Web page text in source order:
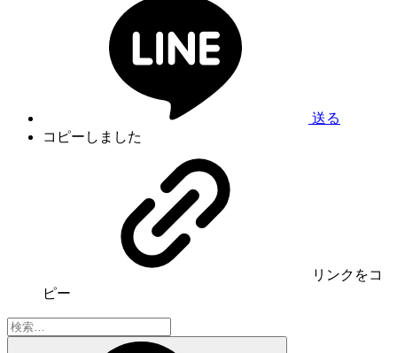
送る
コピーしました
リンク をコ
ピー
検
索: